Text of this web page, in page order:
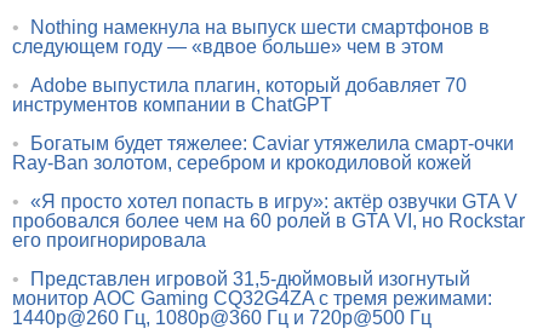
•
Nothing намекнула на выпуск шести смартфонов в
следующем году — «вдвое больше» чем в этом
• Adobe выпустила плагин, который добавляет 70
инструментов компании в ChatGPT
•
Богатым будет тяжелее: Caviar утяжелила смарт-очки
Ray-Ban золотом, серебром и крокодиловой кожей
• «Я просто хотел попасть в игру»: актёр озвучки GTA V
пробовался более чем на 60 ролей в GTA VI, но Rockstar
его проигнорировала
•
Представлен игровой 31,5-дюймовый изогнутый
монитор AOC Gaming CQ32G4ZA с тремя режимами:
1440p@260 Гц, 1080p@360 Гц и 720p@500 Гц